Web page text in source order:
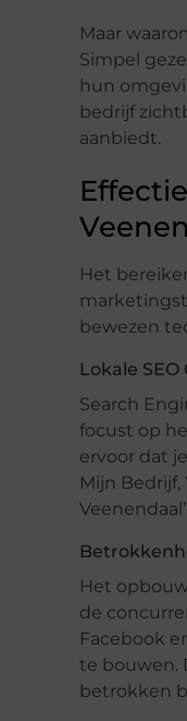
Maar
Simpel
hun
bedrijf
aanbiedt.
Het
bewezen
Lokale
Search
focust op
ervoor dat
Mijn
Het
de
Facebook
te bouwen.
betrokken